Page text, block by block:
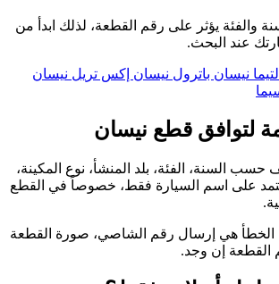
والفئة يؤثر على رقم القطعة، لذلك ابدأ من
عند البحث.
نيسان باترول نيسان إكس تريل نيسان
لتوافق قطع نيسان
السنة، الفئة، بلد المنشأ، نوع المكينة،
على اسم السيارة فقط، خصوصاً في القطع
الخطأ هي إرسال رقم الشاصي، صورة القطعة
القطعة إن وجد.